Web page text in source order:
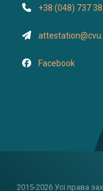
+38 (048) 737
Facebook
2015-2026 Усі права